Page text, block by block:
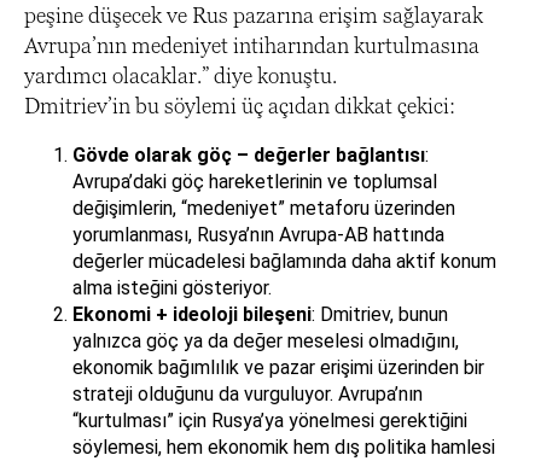
peşine düşecek ve Rus pazarına erişim sağlayarak
Avrupa’nın medeniyet intiharından kurtulmasına
yardımcı olacaklar.” diye konuştu.
Dmitriev’in bu söylemi üç açıdan dikkat çekici:
Gövde olarak göç – değerler bağlantısı:
Avrupa’daki göç hareketlerinin ve toplumsal
değişimlerin, “medeniyet” metaforu üzerinden
yorumlanması, Rusya’nın Avrupa-AB hattında
değerler mücadelesi bağlamında daha aktif konum
alma isteğini gösteriyor.
Ekonomi + ideoloji bileşeni: Dmitriev, bunun
yalnızca göç ya da değer meselesi olmadığını,
ekonomik bağımlılık ve pazar erişimi üzerinden bir
strateji olduğunu da vurguluyor. Avrupa’nın
“kurtulması” için Rusya’ya yönelmesi gerektiğini
söylemesi, hem ekonomik hem dış politika hamlesi